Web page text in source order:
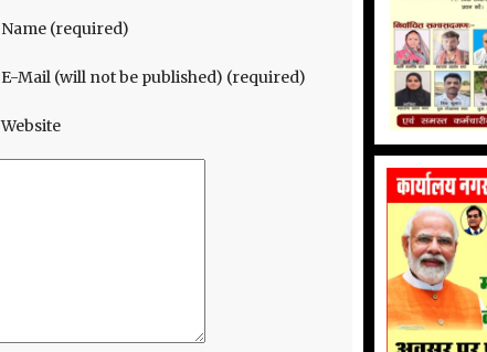
Name (required)
E-Mail (will not be published) (required)
Website